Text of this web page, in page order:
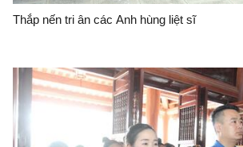
Thắp nến tri ân các Anh hùng liệt sĩ